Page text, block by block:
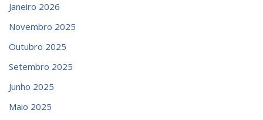
Janeiro 2026
Novembro 2025
Outubro 2025
Setembro 2025
Junho 2025
Maio 2025